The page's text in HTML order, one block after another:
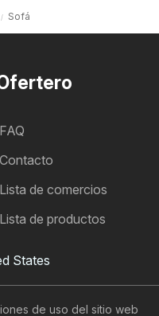
Sofá
FAQ
Contacto
Lista de comercios
Lista de productos
States
de uso del sitio web